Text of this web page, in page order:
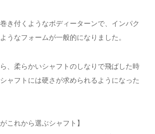
き付くようなボディーターンで、インパク
うなフォームが一般的になりました。
、柔らかいシャフトのしなりで飛ばした時
ャフトには硬さが求められるようになった
これから選ぶシャフト】